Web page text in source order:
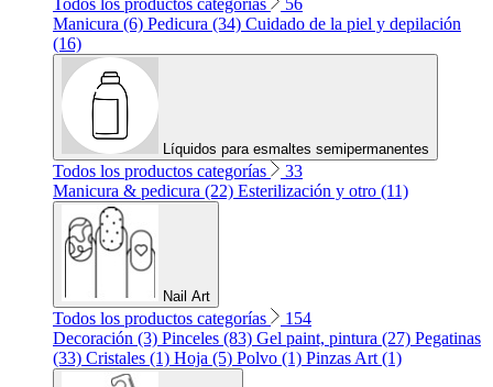
Manicura (6) Pedicura (34) Cuidado de la piel y depilación
(16)
Líquidos para esmaltes semipermanentes
Todos los productos categorías
33
Manicura & pedicura (22) Esterilización y otro (11)
Nail Art
Todos los productos categorías
154
Decoración (3) Pinceles (83) Gel paint, pintura (27) Pegatinas
(33) Cristales (1) Hoja (5) Polvo (1) Pinzas Art (1)